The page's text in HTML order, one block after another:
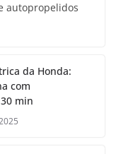
autopropelidos
da Honda:
com
min